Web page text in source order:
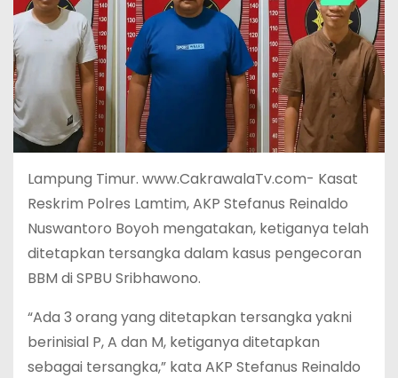
Lampung Timur. www.CakrawalaTv.com- Kasat
Reskrim Polres Lamtim, AKP Stefanus Reinaldo
Nuswantoro Boyoh mengatakan, ketiganya telah
ditetapkan tersangka dalam kasus pengecoran
BBM di SPBU Sribhawono.
“Ada 3 orang yang ditetapkan tersangka yakni
berinisial P, A dan M, ketiganya ditetapkan
sebagai tersangka,” kata AKP Stefanus Reinaldo